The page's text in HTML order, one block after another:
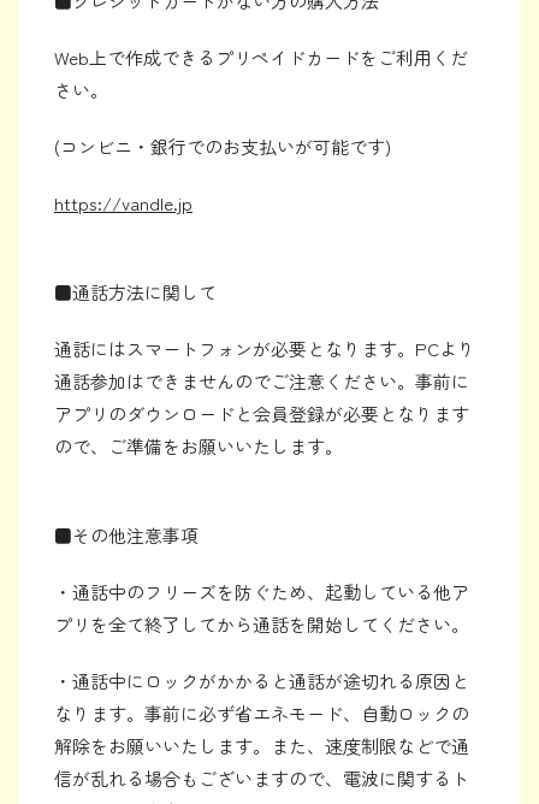
Web上で作成できるプリペイドカードをご利用くだ
さい。
(コンビニ・銀行でのお支払いが可能です)
https://vandle.jp
■通話方法に関して
通話にはスマートフォンが必要となります。PCより
通話参加はできませんのでご注意ください。事前に
アプリのダウンロードと会員登録が必要となります
ので、ご準備をお願いいたします。
■その他注意事項
・通話中のフリーズを防ぐため、起動している他ア
プリを全て終了してから通話を開始してください。
・通話中にロックがかかると通話が途切れる原因と
なります。事前に必ず省エネモード、自動ロックの
解除をお願いいたします。また、速度制限などで通
信が乱れる場合もございますので、電波に関するト